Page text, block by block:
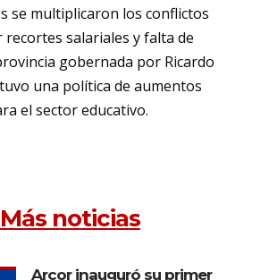
se multiplicaron los conflictos
salariales y falta de
gobernada por Ricardo
una política de aumentos
el sector educativo.
Más noticias
Arcor inauguró su primer